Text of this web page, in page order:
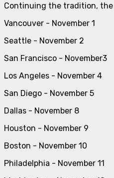
Continuing the tradition, the
Vancouver - November 1
Seattle - November 2
San Francisco - November3
Los Angeles - November 4
San Diego - November 5
Dallas - November 8
Houston - November 9
Boston - November 10
Philadelphia - November 11